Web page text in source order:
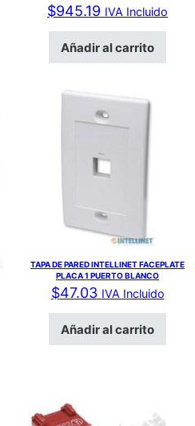
$945.19 IVA Incluido
Añadir al carrito
TAPA DE PARED INTELLINET FACEPLATE
PLACA 1 PUERTO BLANCO
$47.03 IVA Incluido
Añadir al carrito